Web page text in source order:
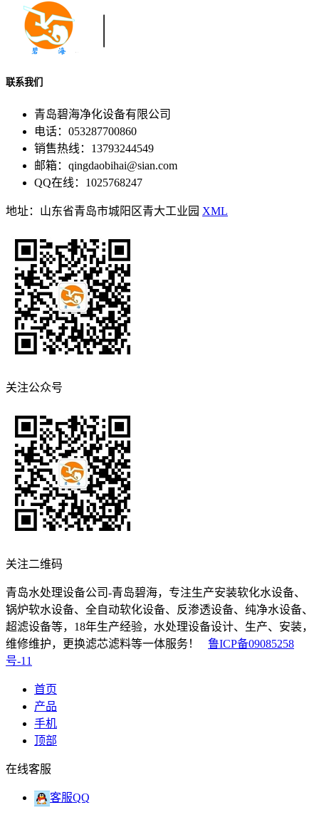
联系我们
青岛碧海净化设备有限公司
电话：053287700860
销售热线：13793244549
邮箱：qingdaobihai@sian.com
QQ在线：1025768247
地址：山东省青岛市城阳区青大工业园 XML
关注公众号
关注二维码
青岛水处理设备公司-青岛碧海，专注生产安装软化水设备、
锅炉软水设备、全自动软化设备、反渗透设备、纯净水设备、
超滤设备等，18年生产经验，水处理设备设计、生产、安装，
维修维护，更换滤芯滤料等一体服务！ 鲁ICP备09085258
号-11
首页
产品
手机
顶部
在线客服
客服QQ